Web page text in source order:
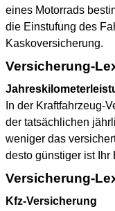
eines Motorrads
die Einstufung des
Kaskoversicherung.
Versicherung-
In der Kraftfahrzeug-
der tatsächlichen
weniger das
desto günstiger ist Ihr
Versicherung-
Kfz-Versicherung